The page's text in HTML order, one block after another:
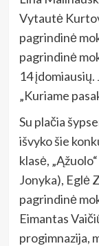
Vytautė
pagrindinė
pagrindinė
14
„Kuriame
Su plačia
išvyko šie
klasė,
Jonyka), Eglė
pagrindinė
Eimantas
progimnazija,